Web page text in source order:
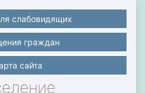
слабовидящих
граждан
сайта